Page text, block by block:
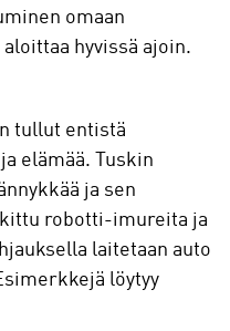
omaan
hyvissä ajoin.
tullut entistä
elämää. Tuskin
ja sen
robotti-imureita ja
laitetaan auto
löytyy